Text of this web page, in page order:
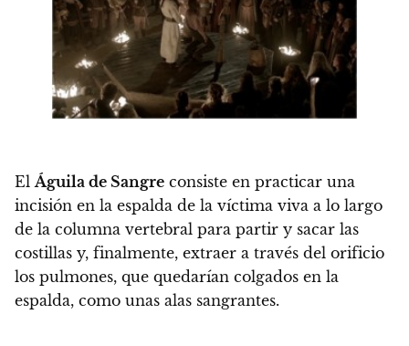
ElÁguila de Sangre consiste en practicar una
incisión en la espalda de la víctima viva a lo largo
de la columna vertebral para partir y sacar las
costillas y, finalmente, extraer a través del orificio
los pulmones, que quedarían colgados en la
espalda, como unas alas sangrantes.